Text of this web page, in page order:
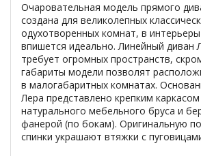
Очаровательная модель прямого
создана для великолепных
одухотворенных комнат, в
впишется идеально. Линейный диван
требует огромных пространств,
габариты модели позволят
в малогабаритных комнатах.
Лера представлено крепким каркасом
натурального мебельного бруса и
фанерой (по бокам). Оригинальную
спинки украшают втяжки с